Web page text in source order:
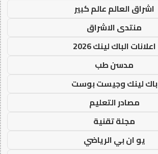
اشراق العالم عالم كبير
منتدى الاشراق
اعلانات الباك لينك 2026
مدسن طب
باك لينك وجيست بوست
مصادر التعليم
مجلة تقنية
يو ان بي الرياضي